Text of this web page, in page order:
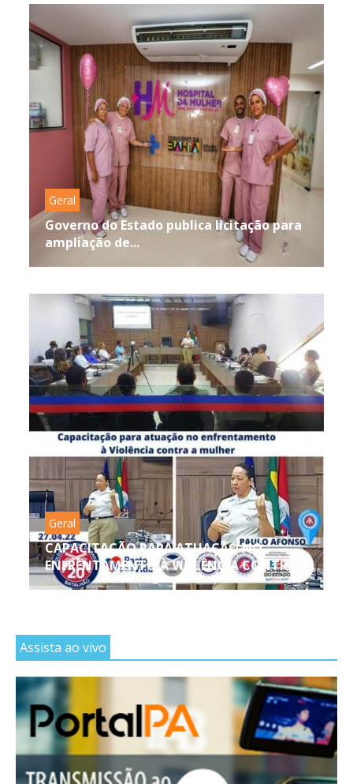
Geral
Governo do Estado publica licitação para
ampliação de...
Geral
CAPACITAÇÃO PARA ATUAÇÃO NO
ENFRENTAMENTO À VIOLÊNCIA CONTRA...
Assista ao vivo